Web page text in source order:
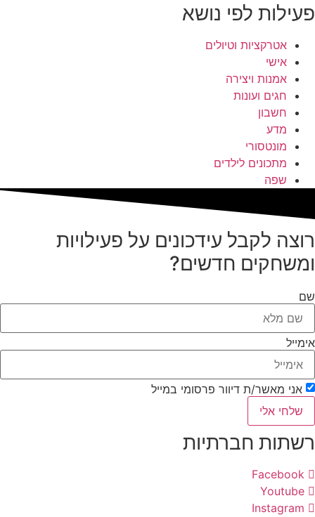
פעילות לפי נושא
אטרקציות וטיולים
אישי
אמנות ויצירה
חגים ועונות
חשבון
מדע
מונטסורי
מתכונים לילדים
שפה
רוצה לקבל עידכונים על פעילויות
ומשחקים חדשים?
שם
אימייל
אני מאשר/ת דיוור פרסומי במייל
שלחי אלי
רשתות חברתיות
Facebook
Youtube
Instagram